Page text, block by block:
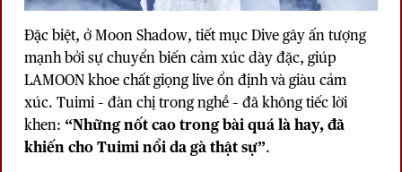
Đặc biệt, ở Moon Shadow, tiết mục Dive gây ấn tượng
mạnh bởi sự chuyển biến cảm xúc dày đặc, giúp
LAMOON khoe chất giọng live ổn định và giàu cảm
xúc. Tuimi – đàn chị trong nghề – đã không tiếc lời
khen: “Những nốt cao trong bài quá là hay, đã
khiến cho Tuimi nổi da gà thật sự”.